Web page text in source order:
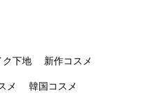
ク下地 新作コスメ
メ 韓国コスメ